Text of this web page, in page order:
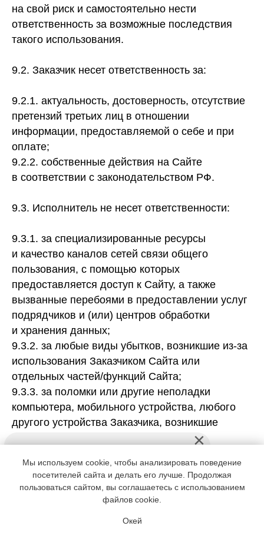
на свой риск и самостоятельно нести
ответственность за возможные последствия
такого использования.
9.2. Заказчик несет ответственность за:
9.2.1. актуальность, достоверность, отсутствие
претензий третьих лиц в отношении
информации, предоставляемой о себе и при
оплате;
9.2.2. собственные действия на Сайте
в соответствии с законодательством РФ.
9.3. Исполнитель не несет ответственности:
9.3.1. за специализированные ресурсы
и качество каналов сетей связи общего
пользования, с помощью которых
предоставляется доступ к Сайту, а также
вызванные перебоями в предоставлении услуг
подрядчиков и (или) центров обработки
и хранения данных;
9.3.2. за любые виды убытков, возникшие из-за
использования Заказчиком Сайта или
отдельных частей/функций Сайта;
9.3.3. за поломки или другие неполадки
компьютера, мобильного устройства, любого
другого устройства Заказчика, возникшие
разглашением Заказчиком своих данных,
необходимых для доступа к Сайту;
9.3.5. за ошибки и/или нарушения, связанные
Практические курсы
Корпоративное обучение
Теоретические курсы
Партнерская программа
Конструктор скидок
Мы используем cookie, чтобы анализировать поведение
посетителей сайта и делать его лучше. Продолжая
пользоваться сайтом, вы соглашаетесь с использованием
файлов cookie.
Окей